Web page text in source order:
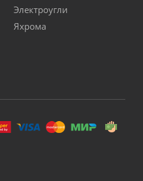
Электроугли
Яхрома